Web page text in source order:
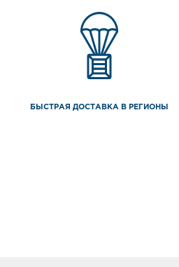
БЫСТРАЯ ДОСТАВКА В РЕГИОНЫ